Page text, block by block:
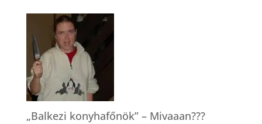
„Balkezi konyhafőnök” – Mivaaan???